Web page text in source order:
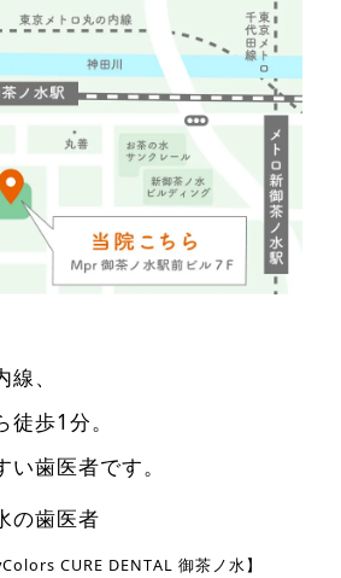
、
徒歩1分。
歯医者です。
の歯医者
CURE DENTAL 御茶ノ水】